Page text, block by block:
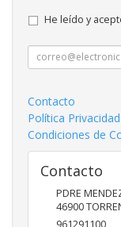
He leído y
Contacto
Política Privacidad
Condiciones de
Contacto
PDRE
46900
961291100